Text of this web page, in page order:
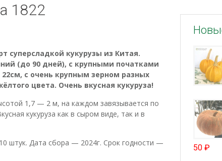
1822
суперсладкой кукурузы из Китая.
(до 90 дней), с крупными початками
с очень крупным зерном разных
цвета. Очень вкусная кукуруза!
1,7 — 2 м, на каждом завязывается по
кукуруза как в сыром виде, так и в
штук. Дата сбора — 2024г. Срок годности —
50 ₽